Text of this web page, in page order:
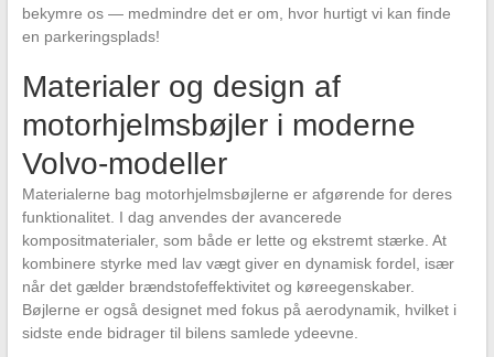
bekymre os — medmindre det er om, hvor hurtigt vi kan finde
en parkeringsplads!
Materialer og design af
motorhjelmsbøjler i moderne
Volvo-modeller
Materialerne bag motorhjelmsbøjlerne er afgørende for deres
funktionalitet. I dag anvendes der avancerede
kompositmaterialer, som både er lette og ekstremt stærke. At
kombinere styrke med lav vægt giver en dynamisk fordel, især
når det gælder brændstofeffektivitet og køreegenskaber.
Bøjlerne er også designet med fokus på aerodynamik, hvilket i
sidste ende bidrager til bilens samlede ydeevne.